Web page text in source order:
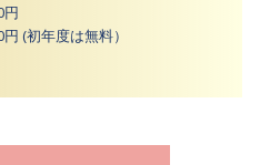
円
(初年度は無料）